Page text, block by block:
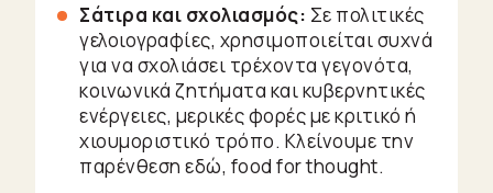
Σάτιρα και σχολιασμός: Σε πολιτικές
γελοιογραφίες, χρησιμοποιείται συχνά
για να σχολιάσει τρέχοντα γεγονότα,
κοινωνικά ζητήματα και κυβερνητικές
ενέργειες, μερικές φορές με κριτικό ή
χιουμοριστικό τρόπo. Κλείνουμε την
παρένθεση εδώ, food for thought.